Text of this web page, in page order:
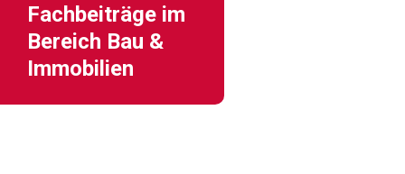
Fachbeiträge im
Bereich Bau &
Immobilien